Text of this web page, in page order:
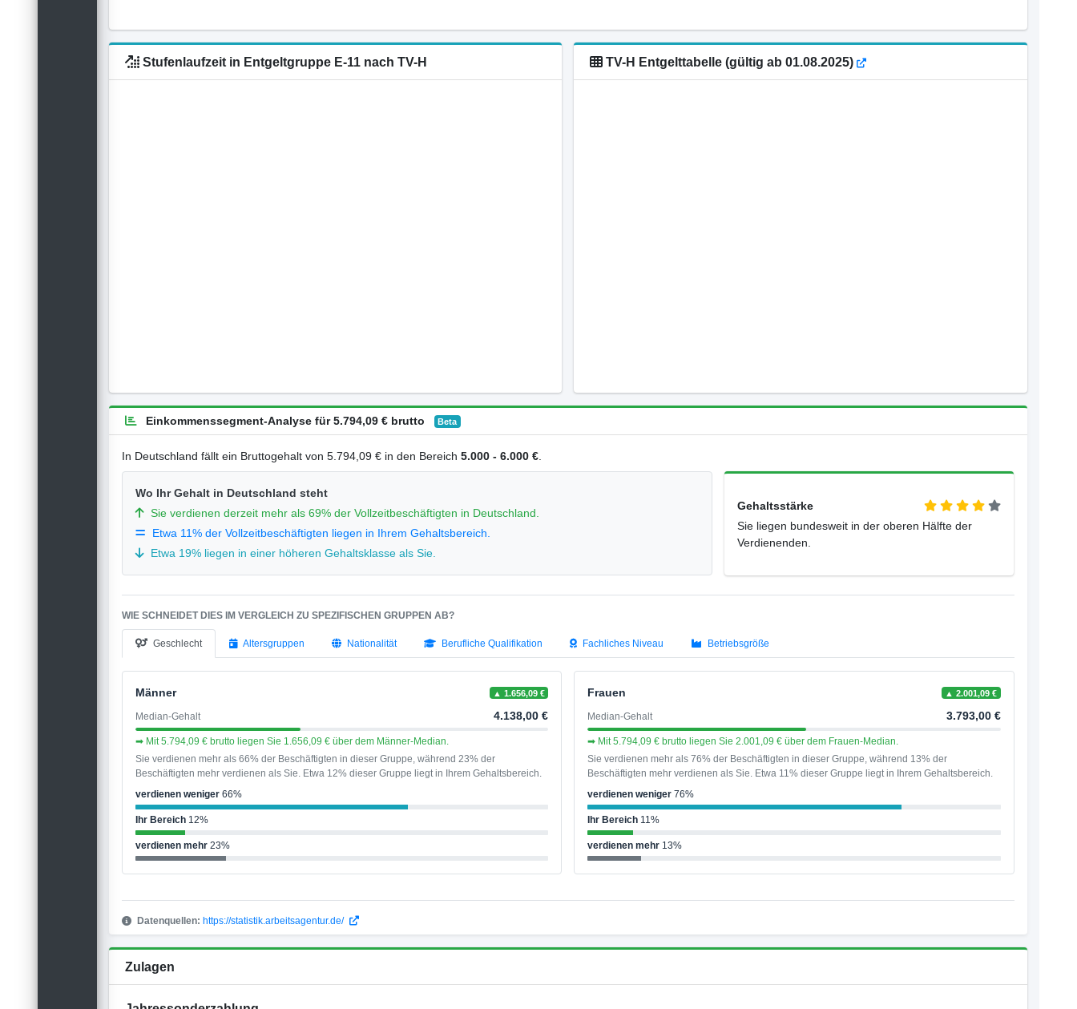
Stufenlaufzeit in Entgeltgruppe E-11 nach TV-H TV-H Entgelttabelle (gültig ab 01.08.2025)
Einkommenssegment-Analyse für 5.794,09 € brutto Beta
In Deutschland fällt ein Bruttogehalt von 5.794,09 € in den Bereich5.000 - 6.000 €
Wo Ihr Gehalt in Deutschland steht
Sie verdienen derzeit mehr als 69% der Vollzeitbeschäftigten in Deutschland.
Etwa 11% der Vollzeitbeschäftigten liegen in Ihrem Gehaltsbereich.
Etwa 19% liegen in einer höheren Gehaltsklasse als Sie.
Gehaltsstärke
Sie liegen bundesweit in der oberen Hälfte der
Verdienenden.
WIE SCHNEIDET DIES IM VERGLEICH ZU SPEZIFISCHEN GRUPPEN AB?
Geschlecht Altersgruppen Nationalität Berufliche Qualifikation Fachliches Niveau Betriebsgröße
Männer ▲ 1.656,09 €
Median-Gehalt 4.138,00 €
➡ Mit 5.794,09 € brutto liegen Sie 1.656,09 € über dem Männer-Median.
Sie verdienen mehr als 66% der Beschäftigten in dieser Gruppe, während 23% der
Beschäftigten mehr verdienen als Sie. Etwa 12% dieser Gruppe liegt in Ihrem Gehaltsbereich.
verdienen weniger 66%
Ihr Bereich 12%
verdienen mehr 23%
Frauen ▲ 2.001,09 €
Median-Gehalt 3.793,00 €
➡ Mit 5.794,09 € brutto liegen Sie 2.001,09 € über dem Frauen-Median.
Sie verdienen mehr als 76% der Beschäftigten in dieser Gruppe, während 13% der
Beschäftigten mehr verdienen als Sie. Etwa 11% dieser Gruppe liegt in Ihrem Gehaltsbereich.
verdienen weniger 76%
Ihr Bereich 11%
verdienen mehr 13%
Datenquellen: https://statistik.arbeitsagentur.de/
Zulagen